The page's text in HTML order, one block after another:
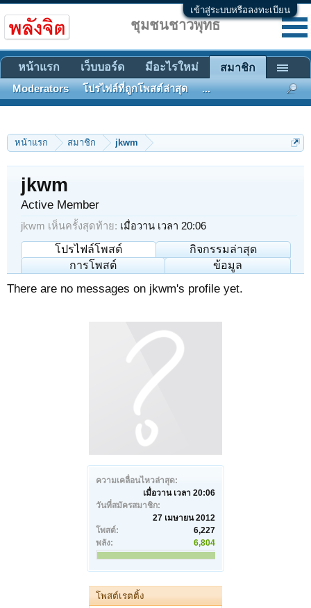
เข้าสู่ระบบหรือลงทะเบียน
หน้าแรก สมาชิก jkwm
ความเคลื่อนไหวล่าสุด:
เมื่อวาน เวลา 20:06
วันที่สมัครสมาชิก:
27 เมษายน 2012
โพสต์:
6,227
พลัง:
6,804
โพสต์เรตติ้ง
jkwm
Active Member
jkwm เห็นครั้งสุดท้าย: เมื่อวาน เวลา 20:06
โปรไฟล์โพสต์
กิจกรรมล่าสุด
การโพสต์
ข้อมูล
There are no messages on jkwm's profile yet.
ชุมชนชาวพุทธ
หน้าแรก เว็บบอร์ด มีอะไรใหม่ สมาชิก
Moderators โปรไฟล์ที่ถูกโพสต์ล่าสุด ...